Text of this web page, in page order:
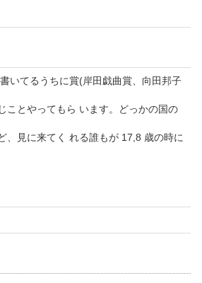
いてるうちに賞(岸田戯曲賞、向田邦子
ことやってもら います。どっかの国の
、見に来てく れる誰もが 17,8 歳の時に